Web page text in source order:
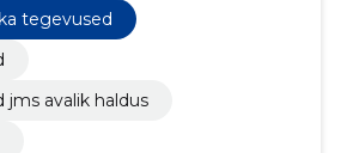
teenused,
Infosüsteemid, Serverid,
tegevused
avalik haldus